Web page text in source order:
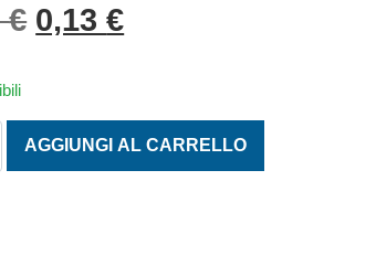
€ Il prezzo originale era:
0,13€Il prezzo attuale
AGGIUNGI AL CARRELLO